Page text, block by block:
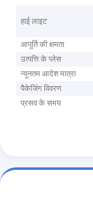
हाई लाइट
आपूर्ति की क्षमता
उत्पत्ति के प्लेस
न्यूनतम आदेश मात्रा
पैकेजिंग विवरण
प्रसव के समय